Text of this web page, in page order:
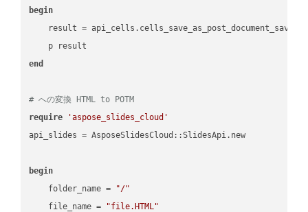
begin
result =
end
# への変換 HTML to POTM
require
'aspose_slides_cloud'
api_slides = AsposeSlidesCloud::SlidesApi.new
begin
    folder_name =
"/"
    file_name =
"file.HTML"